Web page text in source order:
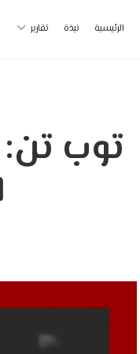
الرئيسية نبذة تقارير
توب تن: